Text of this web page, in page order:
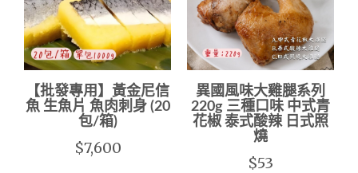
【批發專用】黃金尼信
魚 生魚片 魚肉刺身 (20
包/箱)
$7,600
異國風味大雞腿系列
220g 三種口味 中式青
花椒 泰式酸辣 日式照
燒
$53